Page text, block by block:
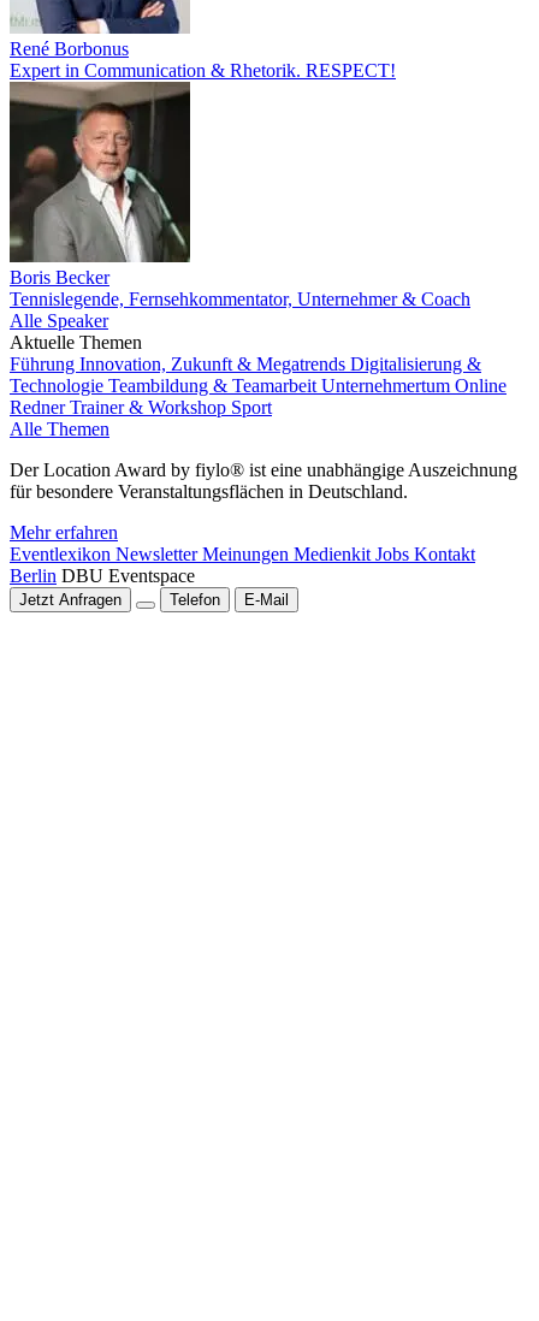
René Borbonus
Expert in Communication & Rhetorik. RESPECT!
Boris Becker
Tennislegende, Fernsehkommentator, Unternehmer & Coach
Alle Speaker
Aktuelle Themen
Führung Innovation, Zukunft & Megatrends Digitalisierung &
Technologie Teambildung & Teamarbeit Unternehmertum Online
RednerTrainer & Workshop Sport
Alle Themen
Der Location Award by fiylo® ist eine unabhängige Auszeichnung
für besondere Veranstaltungsflächen in Deutschland.
Mehr erfahren
Eventlexikon NewsletterMeinungen Medienkit Jobs Kontakt
Berlin DBU Eventspace
Jetzt Anfragen Telefon E-Mail